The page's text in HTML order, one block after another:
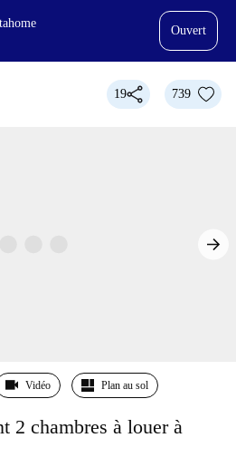
Ouvert
19 739
Vidéo Plan au sol
2 chambres à louer à